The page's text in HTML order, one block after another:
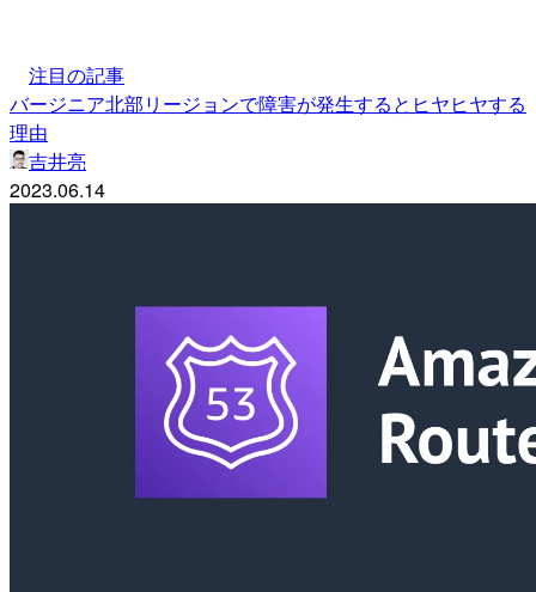
注目の記事
バージニア北部リージョンで障害が発生するとヒヤヒヤする
理由
吉井亮
2023.06.14